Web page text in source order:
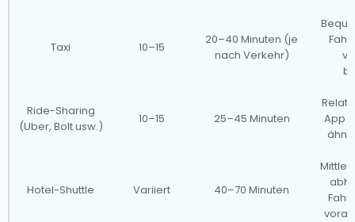
Taxi 10–15
20–40 Minuten (je
nach Verkehr)
Ride-Sharing
(Uber, Bolt usw.)
10–15 25–45 Minuten
App
Hotel-Shuttle Variiert 40–70 Minuten